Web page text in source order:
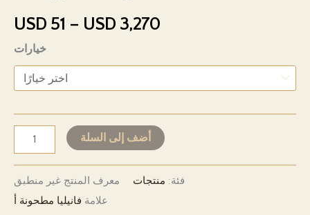
USD 51 – USD 3,270نطاق
USD 51
خيارات
Ground
Vanilla
Grade
أضف إلى السلة
معرف المنتج غير منطبق فئة: منتجات
علامة فانيليا مطحونة أ